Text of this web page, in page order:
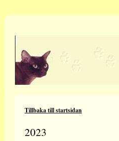
Tillbaka till startsidan
2023